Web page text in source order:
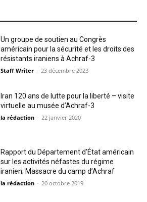
Un groupe de soutien au Congrès
américain pour la sécurité et les droits des
résistants iraniens à Achraf-3
Staff Writer - 23 décembre 2023
Iran 120 ans de lutte pour la liberté – visite
virtuelle au musée d’Achraf-3
la rédaction - 22 janvier 2020
Rapport du Département d’État américain
sur les activités néfastes du régime
iranien; Massacre du camp d’Achraf
la rédaction - 20 octobre 2019